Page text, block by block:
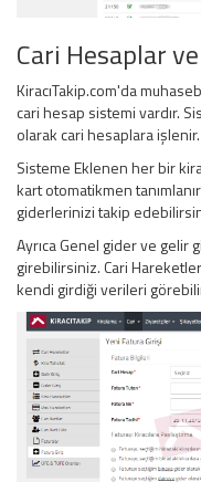
Cari Hesaplar
KiracıTakip.com'da
cari hesap sistemi vardır.
olarak cari hesaplara işlenir.
Sisteme Eklenen her bir
kart otomatikmen
giderlerinizi takip
Ayrıca Genel gider ve
girebilirsiniz. Cari
kendi girdiği verileri